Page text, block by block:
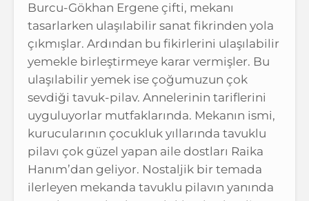
Burcu-Gökhan Ergene çifti, mekanı
tasarlarken ulaşılabilir sanat fikrinden yola
çıkmışlar. Ardından bu fikirlerini ulaşılabilir
yemekle birleştirmeye karar vermişler. Bu
ulaşılabilir yemek ise çoğumuzun çok
sevdiği tavuk-pilav. Annelerinin tariflerini
uyguluyorlar mutfaklarında. Mekanın ismi,
kurucularının çocukluk yıllarında tavuklu
pilavı çok güzel yapan aile dostları Raika
Hanım’dan geliyor. Nostaljik bir temada
ilerleyen mekanda tavuklu pilavın yanında